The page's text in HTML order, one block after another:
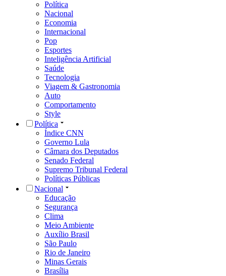
Política
Nacional
Economia
Internacional
Pop
Esportes
Inteligência Artificial
Saúde
Tecnologia
Viagem & Gastronomia
Auto
Comportamento
Style
Política
Índice CNN
Governo Lula
Câmara dos Deputados
Senado Federal
Supremo Tribunal Federal
Políticas Públicas
Nacional
Educação
Segurança
Clima
Meio Ambiente
Auxílio Brasil
São Paulo
Rio de Janeiro
Minas Gerais
Brasília